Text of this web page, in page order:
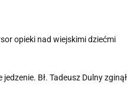
opieki nad wiejskimi dziećmi
Bł. Tadeusz Dulny zginął